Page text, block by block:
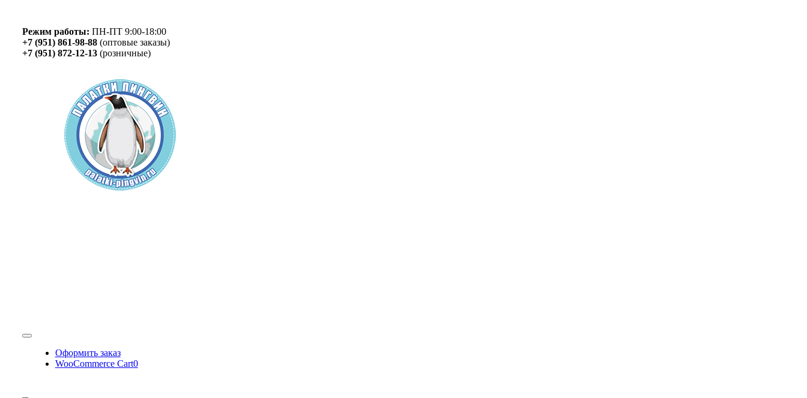
contentРежим работы: ПН-ПТ 9:00-18:00
+7 (951) 861-98-88(оптовые заказы)
+7 (951) 872-12-13(розничные)
Toggle
NavigationОформить заказ
WooCommerce Cart0